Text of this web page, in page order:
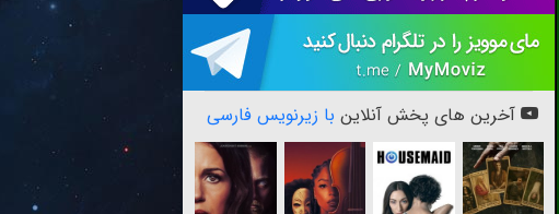
آخرین های پخش آنلاین با زیرنویس فارسی